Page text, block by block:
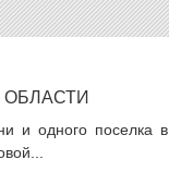
и одного поселка в